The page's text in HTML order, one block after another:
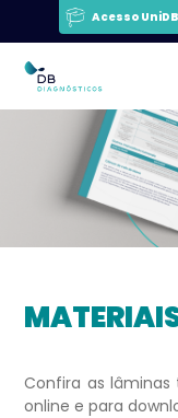
Acesso UniDB
Confira as lâminas
online e para